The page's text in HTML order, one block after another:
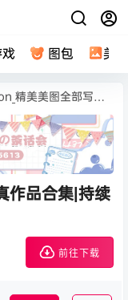
图包 美
图全部写真作品合集|持续更新
作品合集|持续
前往下载